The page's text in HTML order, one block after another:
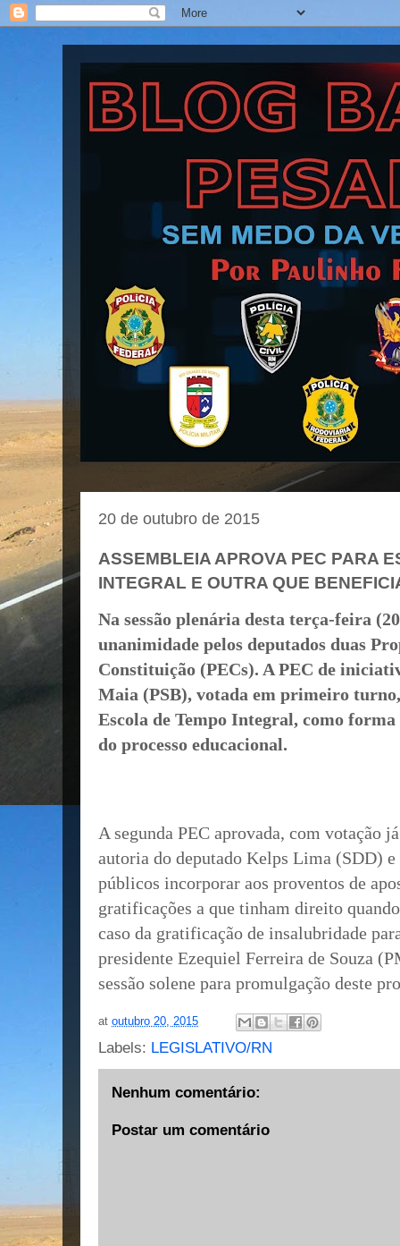
Blog Barra Pesada
20 de outubro de 2015
ASSEMBLEIA APROVA PEC PARA
INTEGRAL E OUTRA QUE
Na sessão plenária desta terça-feira
unanimidade pelos deputados duas
Constituição (PECs). A PEC de
Maia (PSB), votada em primeiro
Escola de Tempo Integral, como
do processo educacional.
A segunda PEC aprovada, com votação
autoria do deputado Kelps Lima (SDD)
públicos incorporar aos proventos de
gratificações a que tinham direito
caso da gratificação de insalubridade
presidente Ezequiel Ferreira de Souza
sessão solene para promulgação deste
at outubro 20, 2015
Labels: LEGISLATIVO/RN
Nenhum comentário:
Postar um comentário